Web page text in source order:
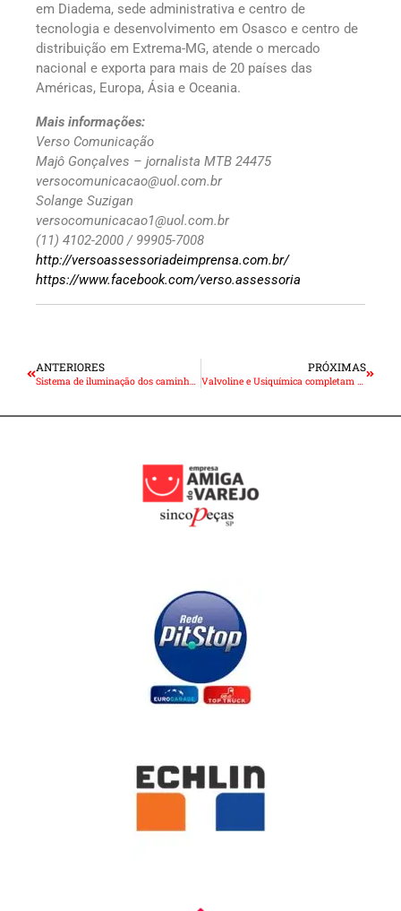
em Diadema, sede administrativa e centro de
tecnologia e desenvolvimento em Osasco e centro de
distribuição em Extrema-MG, atende o mercado
nacional e exporta para mais de 20 países das
Américas, Europa, Ásia e Oceania.
Mais informações:
Verso Comunicação
Majô Gonçalves – jornalista MTB 24475
versocomunicacao@uol.com.br
Solange Suzigan
versocomunicacao1@uol.com.br
(11) 4102-2000 / 99905-7008
http://versoassessoriadeimprensa.com.br/
https://www.facebook.com/verso.assessoria
ANTERIORES
Sistema de iluminação dos caminhões em boas condições ajuda a garantir a visibilidade noturna nas estradas
PRÓXIMAS
Valvoline e Usiquímica completam dois anos de parceria com fortalecimento da presença no mercado de lubrificantes no Brasil